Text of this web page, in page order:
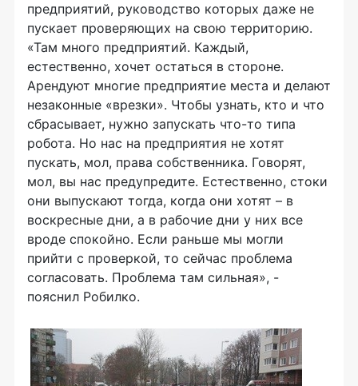
предприятий, руководство которых даже не
пускает проверяющих на свою территорию.
«Там много предприятий. Каждый,
естественно, хочет остаться в стороне.
Арендуют многие предприятие места и делают
незаконные «врезки». Чтобы узнать, кто и что
сбрасывает, нужно запускать что-то типа
робота. Но нас на предприятия не хотят
пускать, мол, права собственника. Говорят,
мол, вы нас предупредите. Естественно, стоки
они выпускают тогда, когда они хотят – в
воскресные дни, а в рабочие дни у них все
вроде спокойно. Если раньше мы могли
прийти с проверкой, то сейчас проблема
согласовать. Проблема там сильная», -
пояснил Робилко.